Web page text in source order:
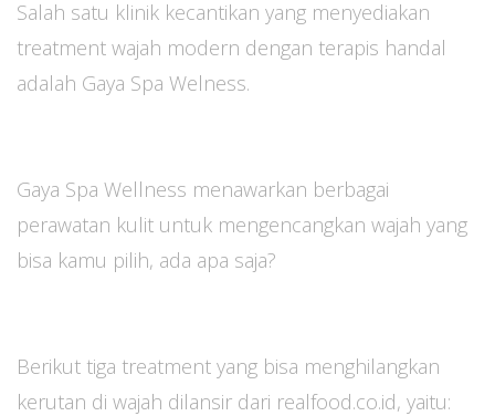
Salah satu klinik kecantikan yang menyediakan
treatment wajah modern dengan terapis handal
adalah Gaya Spa Welness.
Gaya Spa Wellness menawarkan berbagai
perawatan kulit untuk mengencangkan wajah yang
bisa kamu pilih, ada apa saja?
Berikut tiga treatment yang bisa menghilangkan
kerutan di wajah dilansir dari realfood.co.id, yaitu: